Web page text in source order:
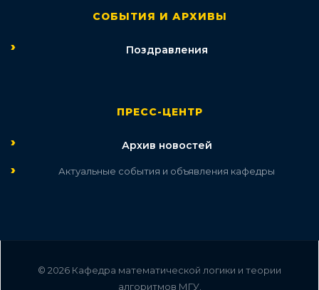
СОБЫТИЯ И АРХИВЫ
Поздравления
ПРЕСС-ЦЕНТР
Архив новостей
Актуальные события и объявления кафедры
© 2026 Кафедра математической логики и теории
алгоритмов МГУ.